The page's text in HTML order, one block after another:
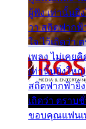
ผู้ฟัง เท่านั้นยิ่
วา สถิตฟากฟ้
ใจ ไว้เถิดว่า
เพลง ไม่เคย
เท่านั้นยิ่งใหญ่
สถิตฟากฟ้ายิ่
เถิดว่า ตราบ
ขอบคุณแฟนเพ